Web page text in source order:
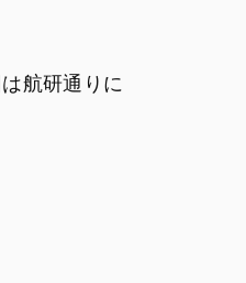
航研通りに